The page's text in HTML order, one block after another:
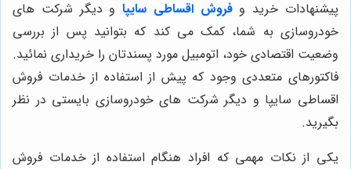
پیشنهادات خرید وفروش اقساطی سایپاو دیگر شرکت های
خودروسازی به شما، کمک می کند که بتوانید پس از بررسی
وضعیت اقتصادی خود، اتومبیل مورد پسندتان را خریداری نمائید.
فاکتورهای متعددی وجود که پیش از استفاده از خدمات فروش
اقساطی سایپا و دیگر شرکت های خودروسازی بایستی در نظر
بگیرید.
یکی از نکات مهمی که افراد هنگام استفاده از خدمات فروش